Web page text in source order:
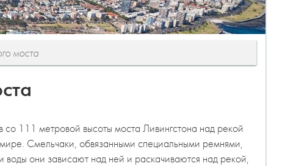
моста
111 метровой высоты моста Ливингстона над рекой
Смельчаки, обвязанными специальными ремнями,
воды они зависают над ней и раскачиваются над рекой,